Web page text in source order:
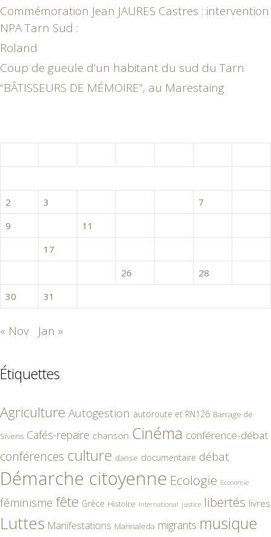
Commémoration Jean JAURES Castres : intervention
NPA Tarn Sud :
Roland
Coup de gueule d’un habitant du sud du Tarn
“BÂTISSEURS DE MÉMOIRE”, au Marestaing
2
3 7
9
11
17
26 28
30
31
« Nov Jan »
Étiquettes
Agriculture Autogestion autoroute et RN126 Barrage de
Sivens Cafés-repaire chanson Cinéma conférence-débat
conférences culture danse documentaire débat
Démarche citoyenne Ecologie Economie
féminisme fête Grèce Histoire International justice libertés livres
Luttes Manifestations Marinaleda migrants musique